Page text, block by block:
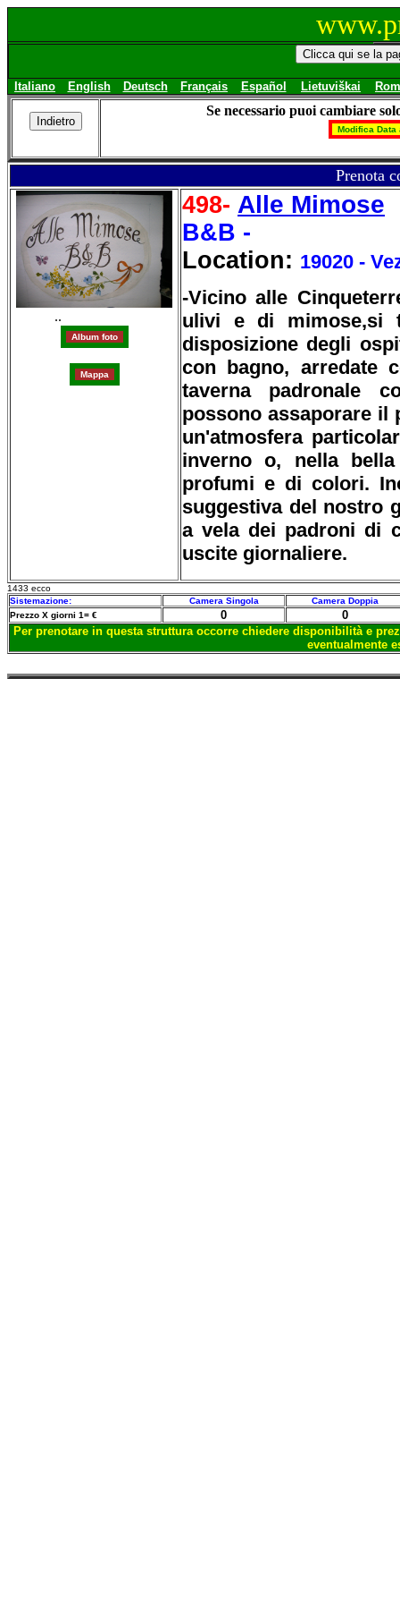
Italiano English Deutsch Français Español Lietuviškai
Se necessario puoi cambiare
Prenota
..
498- Alle Mimose
B&B -
Location: 19020 -
-Vicino alle
ulivi e di mimose,si
disposizione degli
con bagno, arredate
taverna padronale
possono assaporare il
un'atmosfera
inverno o, nella
profumi e di colori.
suggestiva del nostro
a vela dei padroni di
uscite giornaliere.
1433 ecco
Sistemazione:
Camera Singola
Camera Doppia
Prezzo X giorni 1= €
0
0
Per prenotare in questa struttura occorre chiedere disponibilità e
eventualmente